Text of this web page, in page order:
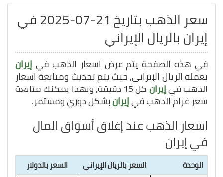
سعر الذهب بتاريخ 21-07-2025 في
إيران بالريال الإيراني
في هذه الصفحة يتم عرض اسعار الذهب في إيران
بعملة الريال الإيراني, حيث يتم تحديث ومتابعة اسعار
الذهب فيإيران كل 15 دقيقة, وبهذا يمكنك متابعة
سعر غرام الذهب فيإيرانبشكل دوري ومستمر.
اسعار الذهب عند إغلاق أسواق المال
في إيران
الوحدة السعر بالريال الإيراني السعر بالدولار